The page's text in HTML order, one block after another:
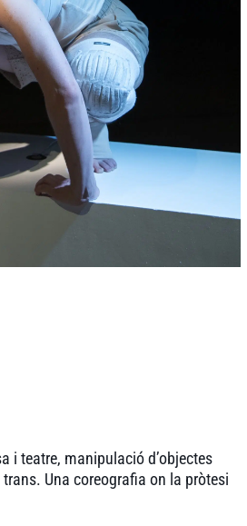
i teatre, manipulació d’objectes
Una coreografia on la pròtesi